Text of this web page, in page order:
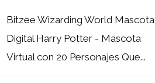
Bitzee Wizarding World Mascota
Digital Harry Potter - Mascota
Virtual con 20 Personajes Que...